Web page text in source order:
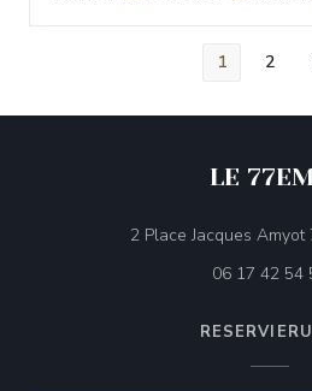
1 2
LE
2 Place Jacques
06 17 42 54